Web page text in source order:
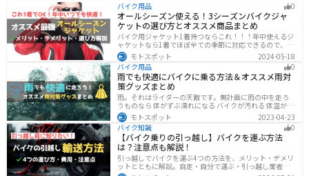
バイク用品 0
オールシーズン使える！3シーズンバイクジャ
ケットの選び方とオススメ商品まとめ
バイク用ジャケット1着持つならこれ！！！年中使えるジ
ャケットなら1着でほぼ全ての季節に対応できるので、出
費も抑えられます。真夏や真冬など極端な季節に乗る場
合は専用ジャケットがあるとより快適になるのでツーリ
ングスタイルに合わせて検討してください。
モトスポット
2024-05-18
バイク用品
0
雨でも快適にバイクに乗る方法＆オススメ雨対
策グッズまとめ
雨。それはライダーの天敵です。無計画に雨の中を走ろ
うものなら 体がずぶ濡れになる バイクが汚れる 体温が奪
われて集中力が低下する 雨で視界が悪くなる 路面が濡れ
て滑りやすくなるなど、晴れの日にはないマイナス要素
が盛りだくさんでライダーに押し寄せてきます。そんな
雨の中を好んで走ろうなんて誰も考えていないはずです
が、どうしても避けられない場合もありますよね。この
記事では、レインウエアや防水バッグをはじめ、ライダ
ーや荷物を雨から守るための方法やグッズなどについて
紹介します。雨はライダーにとって非常に厄介なモノで
モトスポット
2023-04-23
バイク知識
0
【バイク乗りの引っ越し】バイクを運ぶ方法
は？注意点も解説！
引っ越しでバイクを運ぶ4つの方法を、メリット・デメリ
ットとともに解説。自走・自分で運ぶ・引っ越し業者・